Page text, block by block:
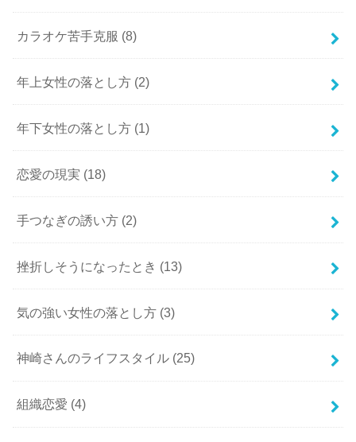
カラオケ苦手克服 (8)
年上女性の落とし方 (2)
年下女性の落とし方 (1)
恋愛の現実 (18)
手つなぎの誘い方 (2)
挫折しそうになったとき (13)
気の強い女性の落とし方 (3)
神崎さんのライフスタイル (25)
組織恋愛 (4)